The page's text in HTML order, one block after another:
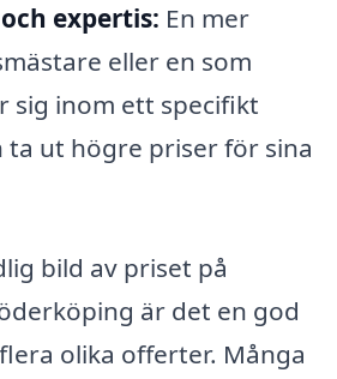
expertis: En mer
eller en som
sig inom ett specifikt
ta ut högre priser för sina
bild av priset på
är det en god
olika offerter. Många